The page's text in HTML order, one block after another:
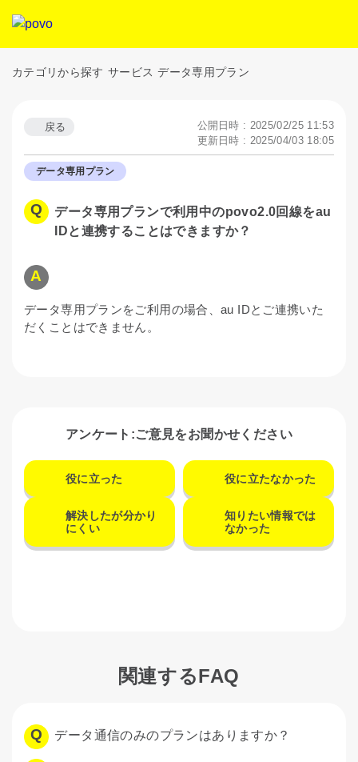
カテゴリから探す サービス データ専用プラン
戻る
公開日時 : 2025/02/25 11:53
更新日時 : 2025/04/03 18:05
データ専用プラン
データ専用プランで利用中のpovo2.0回線をau
IDと連携することはできますか？
データ専用プランをご利用の場合、au IDとご連携いた
だくことはできません。
アンケート:ご意見をお聞かせください
役に立った 役に立たなかった
解決したが分かり
にくい
知りたい情報では
なかった
関連するFAQ
データ通信のみのプランはありますか？